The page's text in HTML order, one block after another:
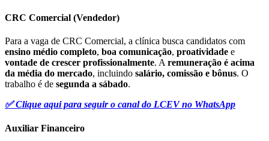
CRC Comercial (Vendedor)
Para a vaga de CRC Comercial, a clínica busca candidatos com
ensino médio completo, boa comunicação, proatividade e
vontade de crescer profissionalmente. A remuneração é acima
da média do mercado, incluindo salário, comissão e bônus. O
trabalho é de segunda a sábado.
✅ Clique aqui para seguir o canal do LCEV no WhatsApp
Auxiliar Financeiro